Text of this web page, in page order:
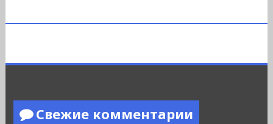
Свежие комментарии